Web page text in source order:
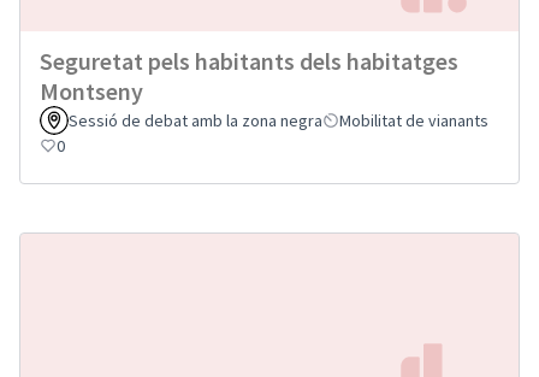
Seguretat pels habitants dels habitatges
Montseny
Sessió de debat amb la zona negra
Mobilitat de vianants
0